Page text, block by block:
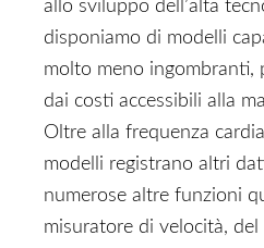
allo sviluppo dell’alta
disponiamo di modelli
molto meno ingombranti,
dai costi accessibili alla
Oltre alla frequenza
modelli registrano altri
numerose altre funzioni
misuratore di velocità,